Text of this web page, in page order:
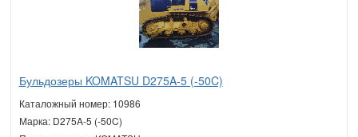
Бульдозеры KOMATSU D275A-5 (-50C)
Каталожный номер: 10986
Марка: D275A-5 (-50C)